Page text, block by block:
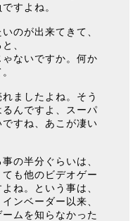
すよね。
のが出来てきて、
、
ないですか。何か
ましたよね。そう
んですよ、スーパ
すね、あこが凄い
の半分ぐらいは、
も他のビデオゲー
ね。という事は、
ンベーダー以来、
ムを知らなかった